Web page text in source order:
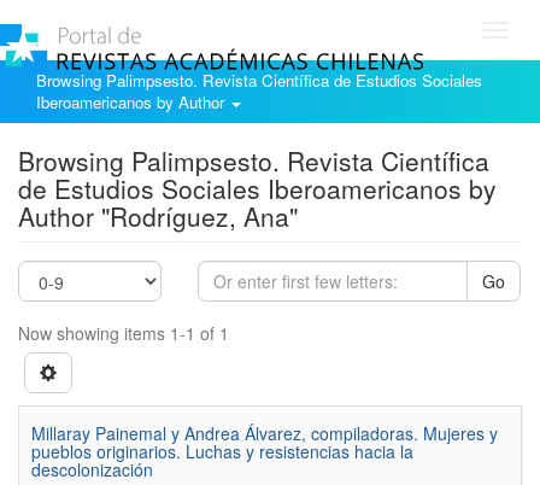
Browsing Palimpsesto. Revista Científica de Estudios Sociales
Iberoamericanos by Author
Browsing Palimpsesto. Revista Científica
de Estudios Sociales Iberoamericanos by
Author "Rodríguez, Ana"
Go
Now showing items 1-1 of 1
Millaray Painemal y Andrea Álvarez, compiladoras. Mujeres y
pueblos originarios. Luchas y resistencias hacia la
descolonización